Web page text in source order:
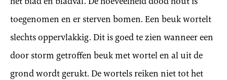
toegenomen en er sterven bomen. Een beuk wortelt
slechts oppervlakkig. Dit is goed te zien wanneer een
door storm getroffen beuk met wortel en al uit de
grond wordt gerukt. De wortels reiken niet tot het